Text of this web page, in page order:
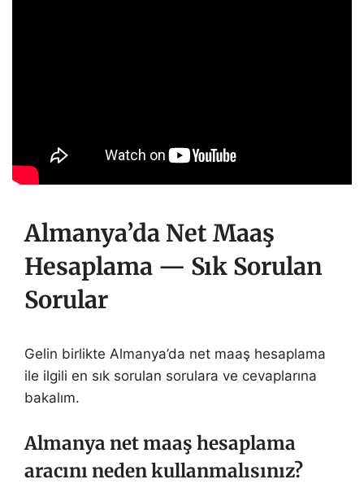
Almanya’da Net Maaş
Hesaplama — Sık Sorulan
Sorular
Gelin birlikte Almanya’da net maaş hesaplama
ile ilgili en sık sorulan sorulara ve cevaplarına
bakalım.
Almanya net maaş hesaplama
aracını neden kullanmalısınız?